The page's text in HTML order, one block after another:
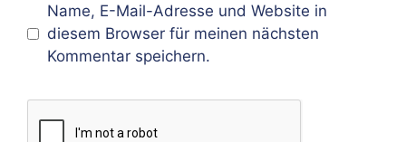
Name, E-Mail-Adresse und Website in
diesem Browser für meinen nächsten
Kommentar speichern.